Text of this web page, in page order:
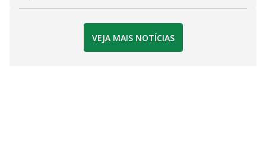
VEJA MAIS NOTÍCIAS